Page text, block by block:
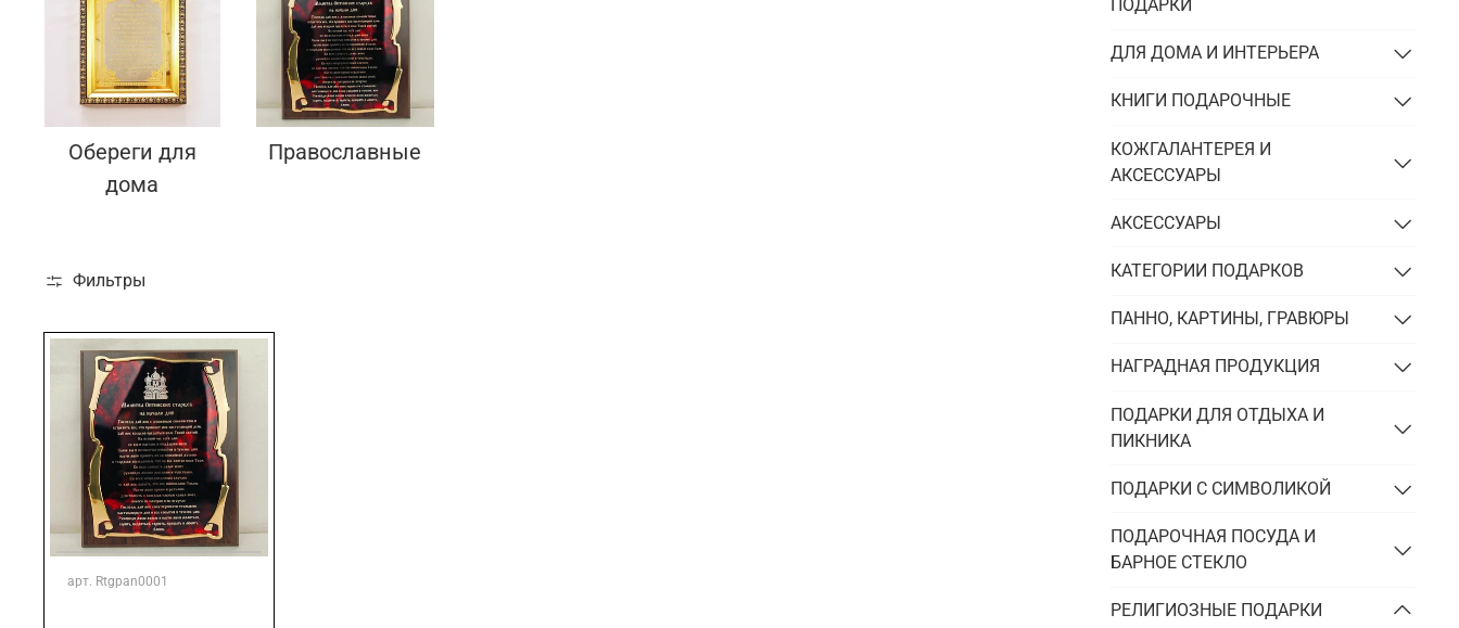
Подарки банковскому работнику
Подарки брокеру
Подарки директору/руководителю
Подарки энергетику
Обереги для
дома
Православные
Фильтры
арт. Rtgpan0001
ПОДАРКИ
ДЛЯ ДОМА И ИНТЕРЬЕРА
КНИГИ ПОДАРОЧНЫЕ
КОЖГАЛАНТЕРЕЯ И
АКСЕССУАРЫ
АКСЕССУАРЫ
КАТЕГОРИИ ПОДАРКОВ
ПАННО, КАРТИНЫ, ГРАВЮРЫ
НАГРАДНАЯ ПРОДУКЦИЯ
ПОДАРКИ ДЛЯ ОТДЫХА И
ПИКНИКА
ПОДАРКИ С СИМВОЛИКОЙ
ПОДАРОЧНАЯ ПОСУДА И
БАРНОЕ СТЕКЛО
РЕЛИГИОЗНЫЕ ПОДАРКИ